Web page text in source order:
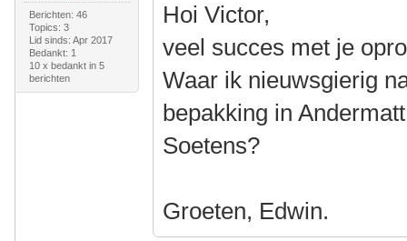
Berichten: 46
Topics: 3
Lid sinds: Apr 2017
Bedankt: 1
10 x bedankt in 5
berichten
Hoi Victor,
veel succes met je
Waar ik nieuwsgierig
bepakking in
Soetens?
Groeten, Edwin.